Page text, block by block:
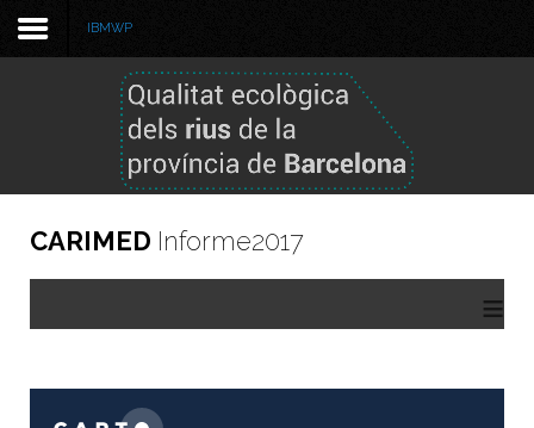
Benvinguda
Metodologia
Informe 2025
Informe 2024
Informes anteriors
IBMWP
CARIMED Informe2017
≡